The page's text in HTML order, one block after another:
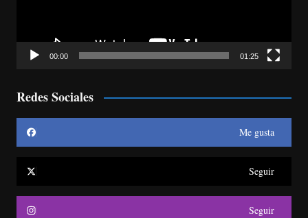
00:00 01:25
Redes Sociales
Me gusta
Seguir
Seguir